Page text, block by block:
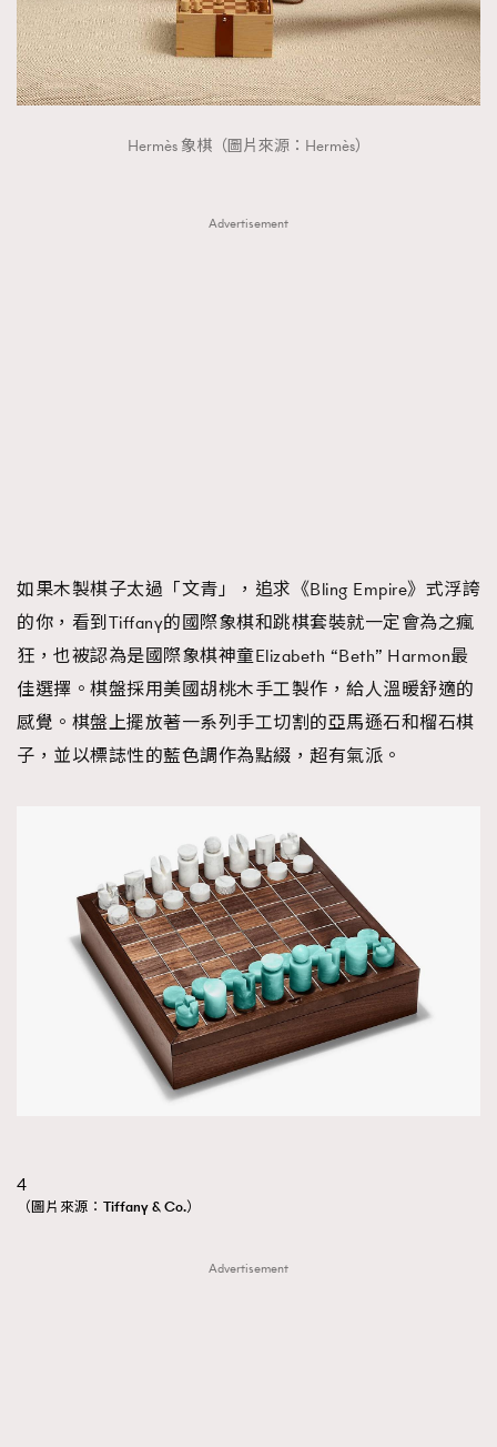
Hermès 象棋（圖片來源：Hermès）
Advertisement
如果木製棋子太過「文青」，追求《Bling Empire》式浮誇
的你，看到Tiffany的國際象棋和跳棋套裝就一定會為之瘋
狂，也被認為是國際象棋神童Elizabeth “Beth” Harmon最
佳選擇。棋盤採用美國胡桃木手工製作，給人溫暖舒適的
感覺。棋盤上擺放著一系列手工切割的亞馬遜石和榴石棋
子，並以標誌性的藍色調作為點綴，超有氣派。
4
（圖片來源：Tiffany & Co.）
Advertisement